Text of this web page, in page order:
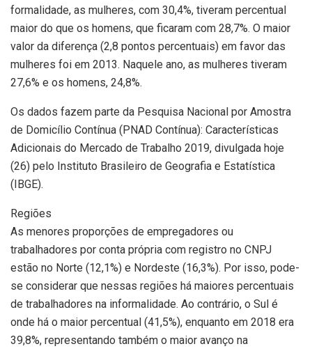
formalidade, as mulheres, com 30,4%, tiveram percentual
maior do que os homens, que ficaram com 28,7%. O maior
valor da diferença (2,8 pontos percentuais) em favor das
mulheres foi em 2013. Naquele ano, as mulheres tiveram
27,6% e os homens, 24,8%.
Os dados fazem parte da Pesquisa Nacional por Amostra
de Domicílio Contínua (PNAD Contínua): Características
Adicionais do Mercado de Trabalho 2019, divulgada hoje
(26) pelo Instituto Brasileiro de Geografia e Estatística
(IBGE).
Regiões
As menores proporções de empregadores ou
trabalhadores por conta própria com registro no CNPJ
estão no Norte (12,1%) e Nordeste (16,3%). Por isso, pode-
se considerar que nessas regiões há maiores percentuais
de trabalhadores na informalidade. Ao contrário, o Sul é
onde há o maior percentual (41,5%), enquanto em 2018 era
39,8%, representando também o maior avanço na